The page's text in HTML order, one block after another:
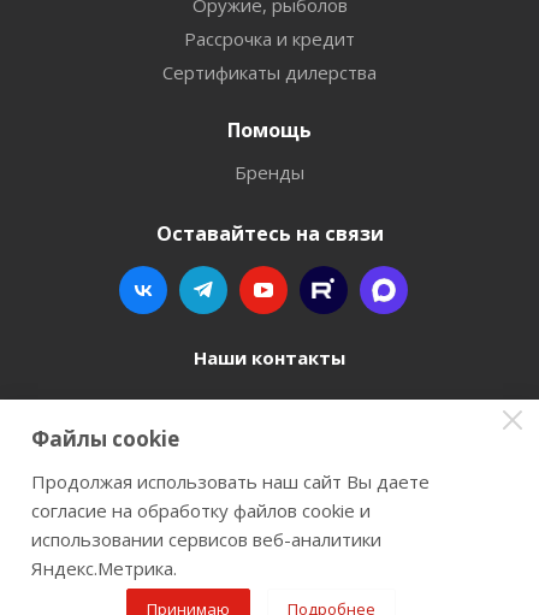
Оружие, рыболов
Рассрочка и кредит
Сертификаты дилерства
Помощь
Бренды
Оставайтесь на связи
Наши контакты
8 800 77-00-962
г. Пермь, ул. Павла Преображенского, д.6А,
помещение 3
Файлы cookie
Продолжая использовать наш сайт Вы даете
согласие на обработку файлов cookie и
использовании сервисов веб-аналитики
Яндекс.Метрика.
Принимаю Подробнее